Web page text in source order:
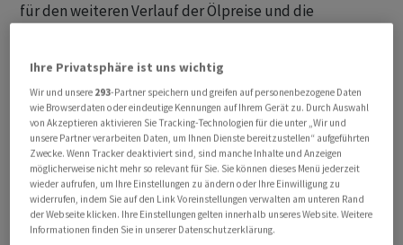
für den weiteren Verlauf der Ölpreise und die
Im Fokus stehen heute auch Konjunkturdaten. So ist
Chinas Industrie im Juni überraschend auf
Wachstumskurs zurückgekehrt, getragen von einer
robusten Nachfrage nach Hightech-Exporten. Im
weiteren Tagesverlauf dürften auch Inflationsdaten aus
Deutschland und Frankreich sowie US-
Konjunkturdaten die Stimmung an den Finanzmärkten
beeinflussen.
Ihre Privatsphäre ist uns wichtig
Wir und unsere 293-Partner speichern und greifen auf personenbezogene Daten
wie Browserdaten oder eindeutige Kennungen auf Ihrem Gerät zu. Durch Auswahl
von Akzeptieren aktivieren Sie Tracking-Technologien für die unter „Wir und
unsere Partner verarbeiten Daten, um Ihnen Dienste bereitzustellen“ aufgeführten
Zwecke. Wenn Tracker deaktiviert sind, sind manche Inhalte und Anzeigen
möglicherweise nicht mehr so relevant für Sie. Sie können dieses Menü jederzeit
wieder aufrufen, um Ihre Einstellungen zu ändern oder Ihre Einwilligung zu
widerrufen, indem Sie auf den Link Voreinstellungen verwalten am unteren Rand
der Webseite klicken. Ihre Einstellungen gelten innerhalb unseres Website. Weitere
Informationen finden Sie in unserer Datenschutzerklärung.